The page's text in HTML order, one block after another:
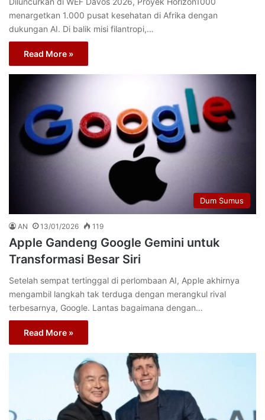
menargetkan 1.000 pusat kesehatan di Afrika dengan
dukungan AI. Di balik misi filantropi,…
Read More »
Dum Sumus
AN 13/01/2026 119
Apple Gandeng Google Gemini untuk
Transformasi Besar Siri
Setelah sempat tertinggal di perlombaan AI, Apple akhirnya
mengambil langkah tak terduga dengan merangkul rival
terbesarnya, Google. Lantas bagaimana dengan…
Read More »